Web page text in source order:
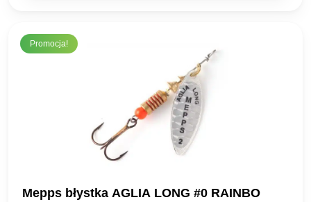
Promocja!
Mepps błystka AGLIA LONG #0 RAINBO